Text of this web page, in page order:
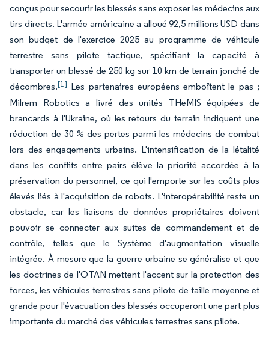
conçus pour secourir les blessés sans exposer les médecins aux
tirs directs. L'armée américaine a alloué 92,5 millions USD dans
son budget de l'exercice 2025 au programme de véhicule
terrestre sans pilote tactique, spécifiant la capacité à
transporter un blessé de 250 kg sur 10 km de terrain jonché de
décombres.[1] Les partenaires européens emboîtent le pas ;
Milrem Robotics a livré des unités THeMIS équipées de
brancards à l'Ukraine, où les retours du terrain indiquent une
réduction de 30 % des pertes parmi les médecins de combat
lors des engagements urbains. L'intensification de la létalité
dans les conflits entre pairs élève la priorité accordée à la
préservation du personnel, ce qui l'emporte sur les coûts plus
élevés liés à l'acquisition de robots. L'interopérabilité reste un
obstacle, car les liaisons de données propriétaires doivent
pouvoir se connecter aux suites de commandement et de
contrôle, telles que le Système d'augmentation visuelle
intégrée. À mesure que la guerre urbaine se généralise et que
les doctrines de l'OTAN mettent l'accent sur la protection des
forces, les véhicules terrestres sans pilote de taille moyenne et
grande pour l'évacuation des blessés occuperont une part plus
importante du marché des véhicules terrestres sans pilote.